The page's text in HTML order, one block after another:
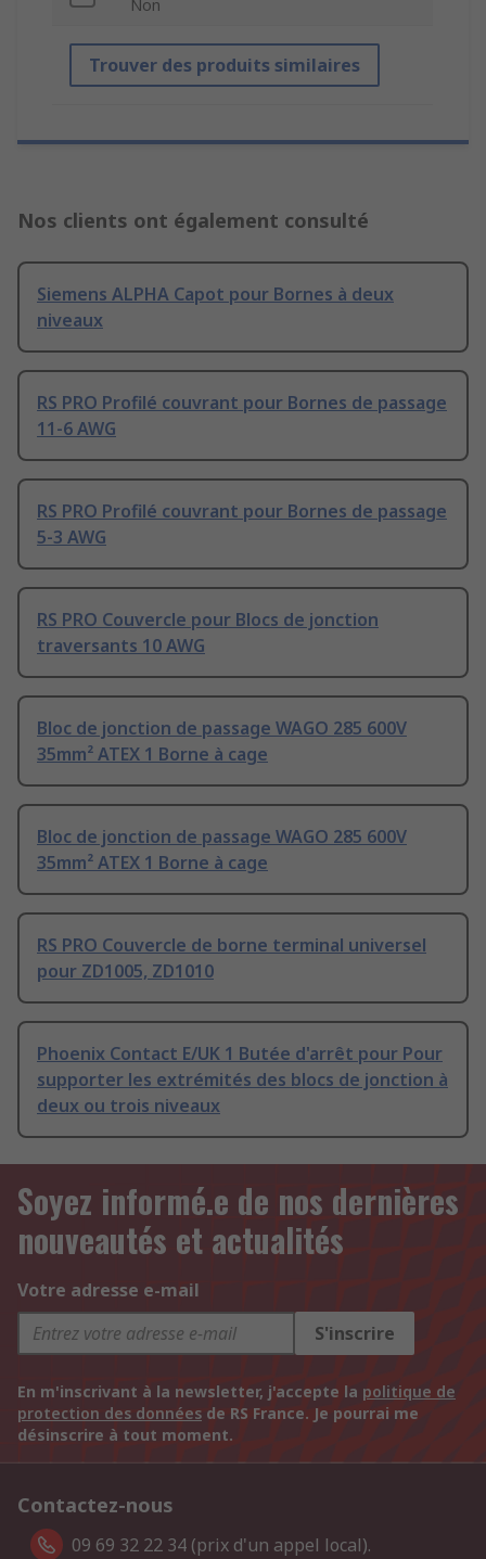
Non
Trouver des produits similaires
Nos clients ont également consulté
Siemens ALPHA Capot pour Bornes à deux
niveaux
RS PRO Profilé couvrant pour Bornes de passage
11-6 AWG
RS PRO Profilé couvrant pour Bornes de passage
5-3 AWG
RS PRO Couvercle pour Blocs de jonction
traversants 10 AWG
Bloc de jonction de passage WAGO 285 600V
35mm² ATEX 1 Borne à cage
Bloc de jonction de passage WAGO 285 600V
35mm² ATEX 1 Borne à cage
RS PRO Couvercle de borne terminal universel
pour ZD1005, ZD1010
Phoenix Contact E/UK 1 Butée d'arrêt pour Pour
supporter les extrémités des blocs de jonction à
deux ou trois niveaux
Soyez informé.e de nos dernières
nouveautés et actualités
Votre adresse e-mail
S'inscrire
En m'inscrivant à la newsletter, j'accepte la politique de
protection des données de RS France. Je pourrai me
désinscrire à tout moment.
Contactez-nous
09 69 32 22 34 (prix d'un appel local).